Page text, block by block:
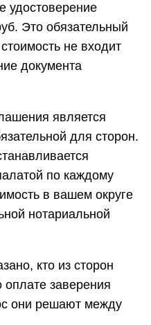
удостоверение
Это обязательный
не входит
документа
является
для сторон.
по каждому
в вашем округе
нотариальной
кто из сторон
заверения
они решают между